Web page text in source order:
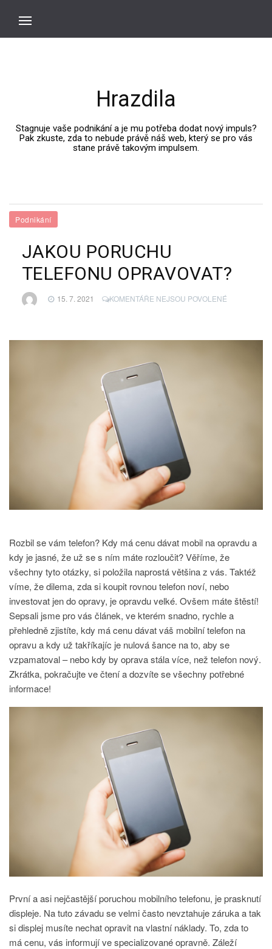
Hrazdila
Stagnuje vaše podnikání a je mu potřeba dodat nový impuls?
Pak zkuste, zda to nebude právě náš web, který se pro vás
stane právě takovým impulsem.
Podnikání
JAKOU PORUCHU
TELEFONU OPRAVOVAT?
15. 7. 2021 KOMENTÁŘE NEJSOU POVOLENÉU
JAKOU
Rozbil se vám telefon? Kdy má cenu dávat mobil na opravdu a
kdy je jasné, že už se s ním máte rozloučit? Věříme, že
všechny tyto otázky, si položila naprostá většina z vás. Taktéž
víme, že dilema, zda si koupit rovnou telefon noví, nebo
investovat jen do opravy, je opravdu velké. Ovšem máte štěstí!
Sepsali jsme pro vás článek, ve kterém snadno, rychle a
přehledně zjistíte, kdy má cenu dávat váš mobilní telefon na
opravu a kdy už takříkajíc je nulová šance na to, aby se
vzpamatoval – nebo kdy by oprava stála více, než telefon nový.
Zkrátka, pokračujte ve čtení a dozvíte se všechny potřebné
informace!
První a asi nejčastější poruchou mobilního telefonu, je prasknutí
displeje. Na tuto závadu se velmi často nevztahuje záruka a tak
si displej musíte nechat opravit na vlastní náklady. To, zda to
má cenu, vás informují ve specializované opravně. Záleží